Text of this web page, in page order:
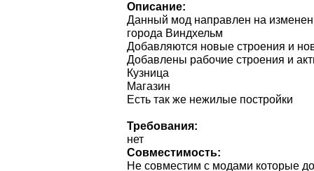
Описание:
Данный мод направлен на
города Виндхельм
Добавляются новые строения и
Добавлены рабочие строения и
Кузница
Магазин
Есть так же нежилые постройки
Требования:
нет
Совместимость:
Не совместим с модами которые